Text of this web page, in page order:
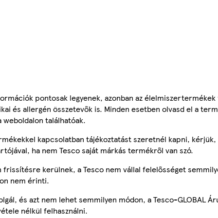
pontosak legyenek, azonban az
és allergén összetevők is. Minden esetben olvasd el a
weboldalon találhatóak.
kapcsolatban tájékoztatást szeretnél kapni, kérjük,
ha nem Tesco saját márkás termékről van szó.
kerülnek, a Tesco nem vállal felelősséget
nem érinti.
és azt nem lehet semmilyen módon, a Tesco-GLOBAL
nélkül felhasználni.